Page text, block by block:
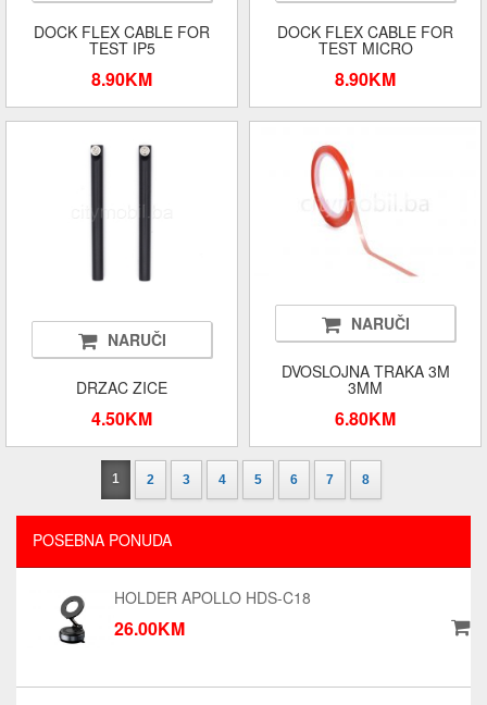
DOCK FLEX CABLE FOR
TEST IP5
8.90KM
DOCK FLEX CABLE FOR
TEST MICRO
8.90KM
NARUČI
DRZAC ZICE
4.50KM
NARUČI
DVOSLOJNA TRAKA 3M
3MM
6.80KM
1 2 3 4 5 6 7 8
POSEBNA PONUDA
HOLDER APOLLO HDS-C18
26.00KM